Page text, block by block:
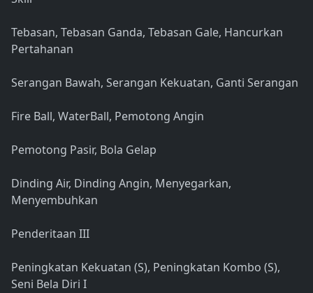
Tebasan, Tebasan Ganda, Tebasan Gale, Hancurkan
Pertahanan
Serangan Bawah, Serangan Kekuatan, Ganti Serangan
Fire Ball, WaterBall, Pemotong Angin
Pemotong Pasir, Bola Gelap
Dinding Air, Dinding Angin, Menyegarkan,
Menyembuhkan
Penderitaan III
Peningkatan Kekuatan (S), Peningkatan Kombo (S),
Seni Bela Diri I